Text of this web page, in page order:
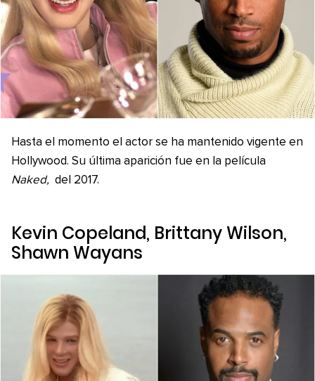
Hasta el momento el actor se ha mantenido vigente en
Hollywood. Su última aparición fue en la película
Naked, del 2017.
Kevin Copeland, Brittany Wilson,
Shawn Wayans